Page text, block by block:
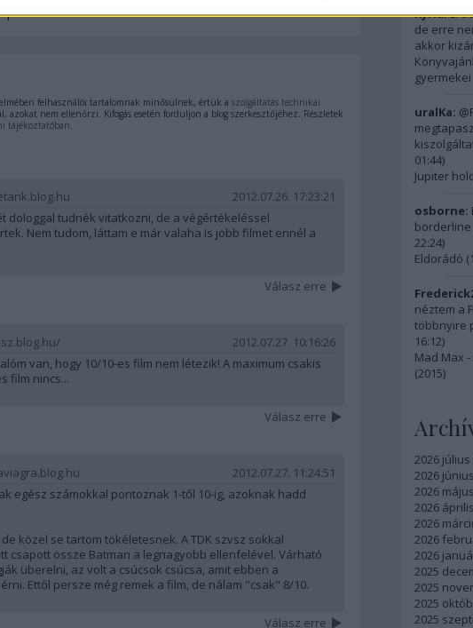
trackback/id/4678449
felhasználói tartalomnak minősülnek, értük a szolgáltatás technikai
azokat nem ellenőrzi. Kifogás esetén forduljon a blog szerkesztőjéhez. Részletek
tájékoztatóban.
2012.07.26. 17:23:21
dologgal tudnék vitatkozni, de a végértékeléssel
Nem tudom, láttam e már valaha is jobb filmet ennél a
Válasz erre
2012.07.27. 10:16:26
van, hogy 10/10-es film nem létezik! A maximum csakis
film nincs...
Válasz erre
2012.07.27. 11:24:51
egész számokkal pontoznak 1-től 10-ig, azoknak hadd
közel se tartom tökéletesnek. A TDK szvsz sokkal
csapott össze Batman a legnagyobb ellenfelével. Várható
überelni, az volt a csúcsok csúcsa, amit ebben a
Ettől persze még remek a film, de nálam "csak" 8/10.
Válasz erre
Kyria:
de erre
akkor
gyermekei
uralKa:
01:44)
Jupiter
osborne:
borderline
22:24)
Eldorádó
néztem a
többnyire
16:12)
Mad Max
(2015)
2026 július
2026 június
2026 május
2026 április
2026
2026
2026
2025
2025
2025
2025